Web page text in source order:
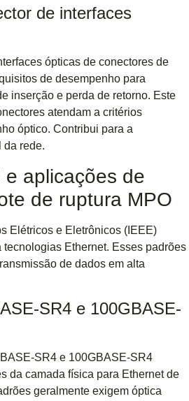
de interfaces
ópticas de conectores de
de desempenho para
inserção e perda de retorno. Este
atendam a critérios
óptico. Contribui para a
da rede.
aplicações de
de ruptura MPO
Elétricos e Eletrônicos (IEEE)
Ethernet. Esses padrões
de dados em alta
SR4 e 100GBASE-
SR4 e 100GBASE-SR4
da camada física para Ethernet de
geralmente exigem óptica